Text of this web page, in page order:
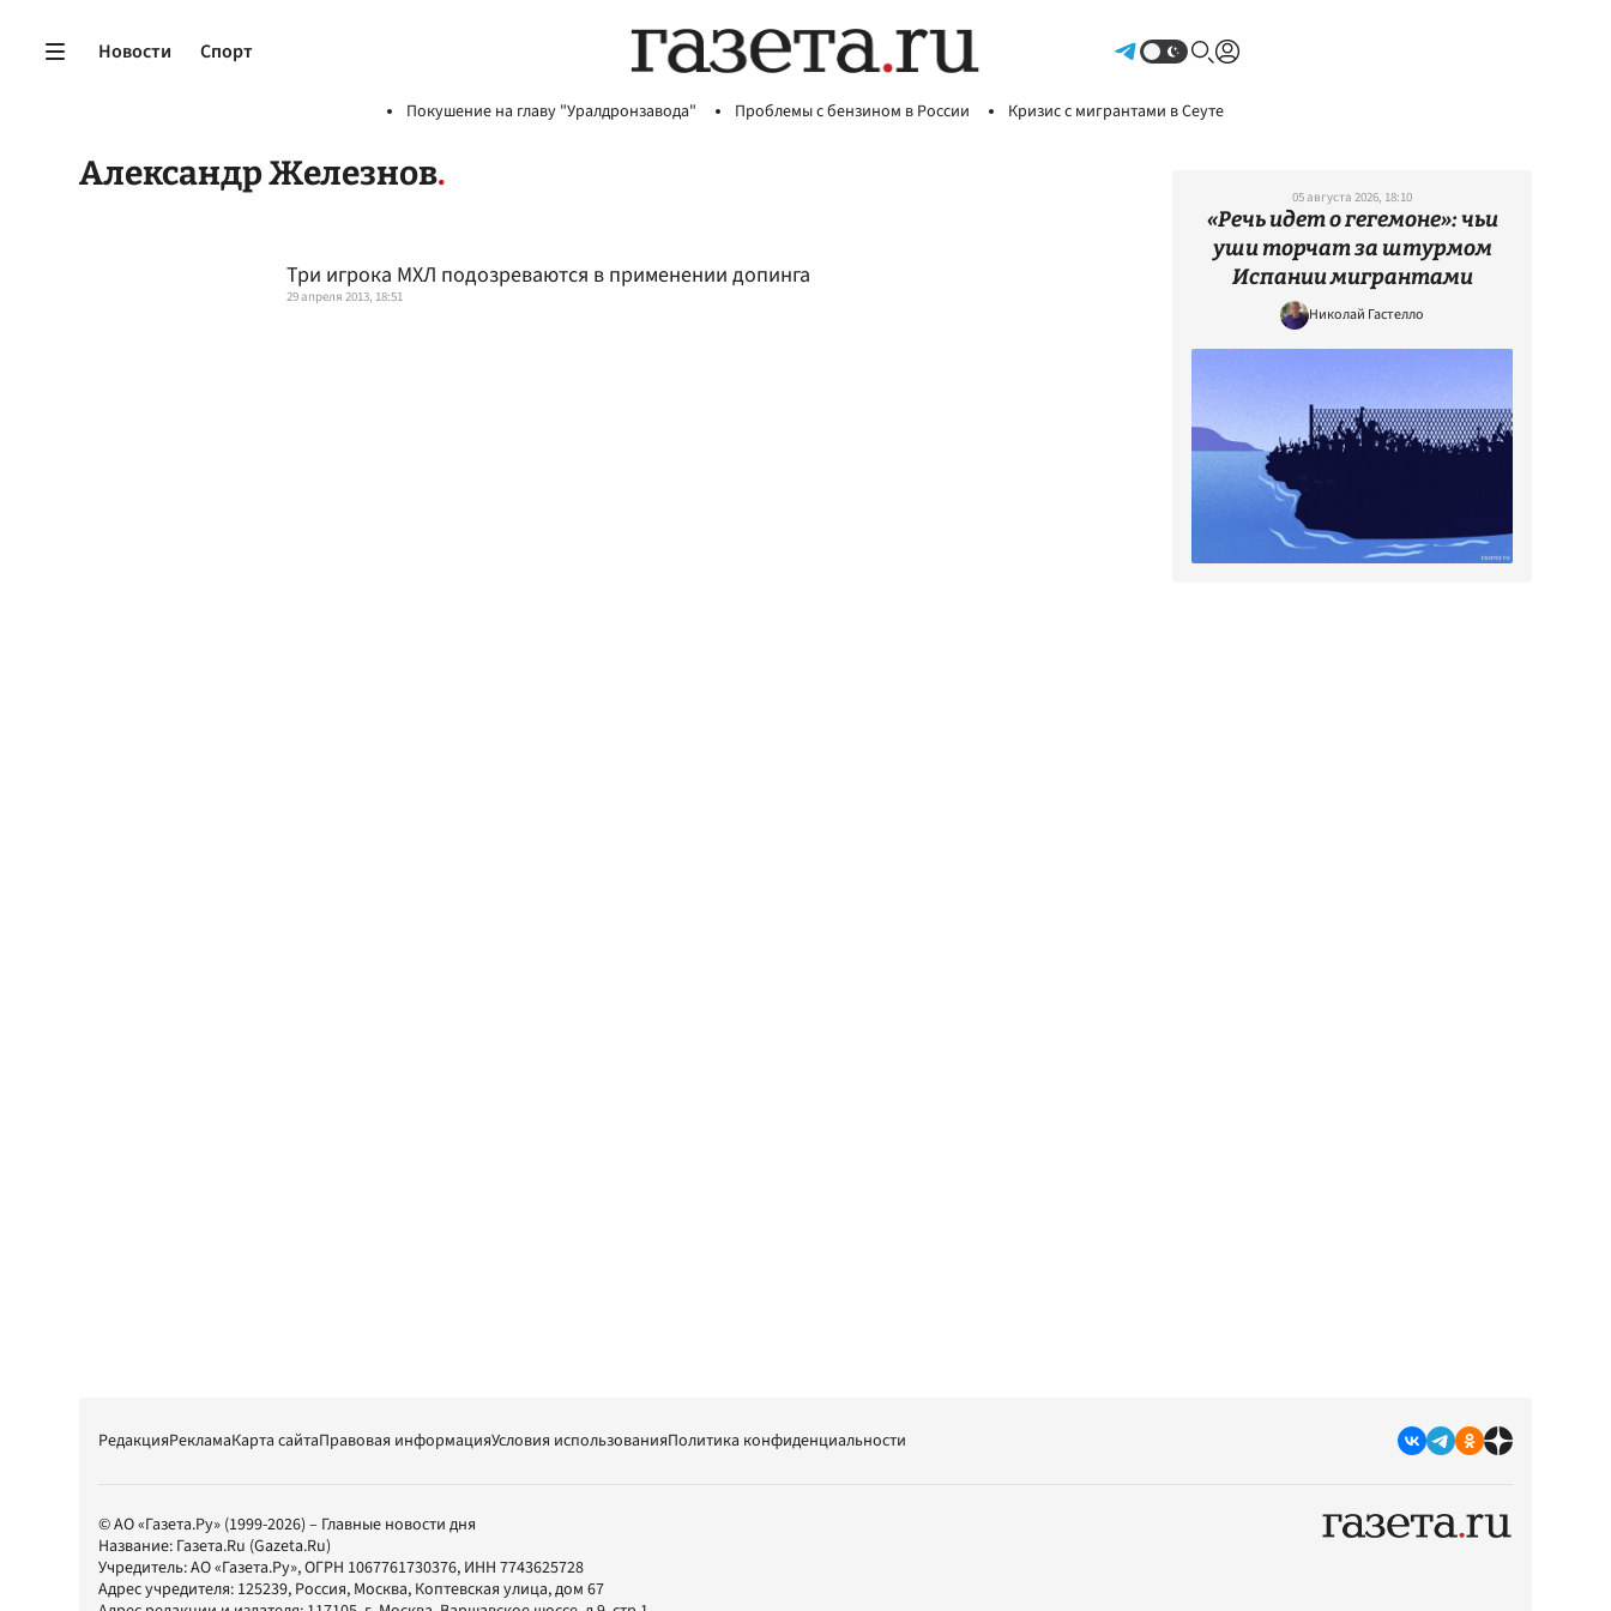
Новости Спорт
Покушение на главу "Уралдронзавода" Проблемы с бензином в России Кризис с мигрантами в Сеуте
Александр Железнов
Три игрока МХЛ подозреваются в применении допинга
29 апреля 2013, 18:51
05 августа 2026, 18:10
«Речь идет о гегемоне»: чьи
уши торчат за штурмом
Испании мигрантами
Николай Гастелло
РедакцияРекламаКарта сайтаПравовая информацияУсловия использованияПолитика конфиденциальности
© АО «Газета.Ру» (1999-2026) – Главные новости дня
Название: Газета.Ru (Gazeta.Ru)
Учредитель:АО «Газета.Ру», ОГРН 1067761730376, ИНН 7743625728
Адрес учредителя: 125239, Россия, Москва, Коптевская улица, дом 67